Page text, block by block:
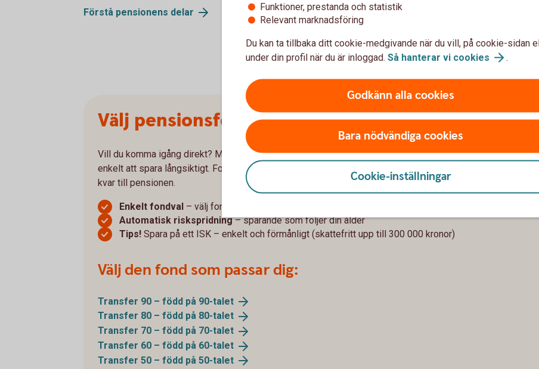
Förstå pensionens delar
Från staten
End of interactive chart.
Välj pensionsfond efter din ålder
Vill du komma igång direkt? Med våra Transferfonder från Swedbank Robur blir det
enkelt att spara långsiktigt. Fonderna anpassar automatiskt risken efter hur långt du har
kvar till pensionen.
Enkelt fondval – välj fond efter det årtionde du är född
Automatisk riskspridning– sparande som följer din ålder
Tips! Spara på ett ISK – enkelt och förmånligt (skattefritt upp till 300 000 kronor)
Välj den fond som passar dig:
Transfer 90 – född på 90-talet
Transfer 80 – född på 80-talet
Transfer 70 – född på 70-talet
Transfer 60 – född på 60-talet
Transfer 50 – född på 50-talet
Funktioner, prestanda och statistik
Relevant marknadsföring
Du kan ta tillbaka ditt cookie-medgivande när du vill, på cookie-sidan
under din profil när du är inloggad. Så hanterar vi cookies .
Godkänn alla cookies
Bara nödvändiga cookies
Cookie-inställningar